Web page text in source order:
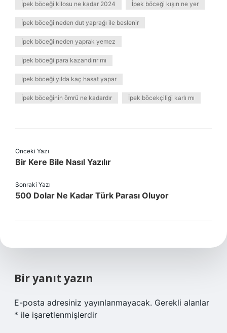
İpek böceği kilosu ne kadar 2024 İpek böceği kışın ne yer
İpek böceği neden dut yaprağı ile beslenir
İpek böceği neden yaprak yemez
İpek böceği para kazandırır mı
İpek böceği yılda kaç hasat yapar
İpek böceğinin ömrü ne kadardır İpek böcekçiliği karlı mı
Önceki Yazı
Bir Kere Bile Nasıl Yazılır
Sonraki Yazı
500 Dolar Ne Kadar Türk Parası Oluyor
Bir yanıt yazın
E-posta adresiniz yayınlanmayacak. Gerekli alanlar
* ile işaretlenmişlerdir